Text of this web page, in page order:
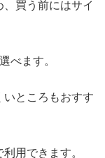
買う前にはサイ
べます。
いところもおすす
用できます。